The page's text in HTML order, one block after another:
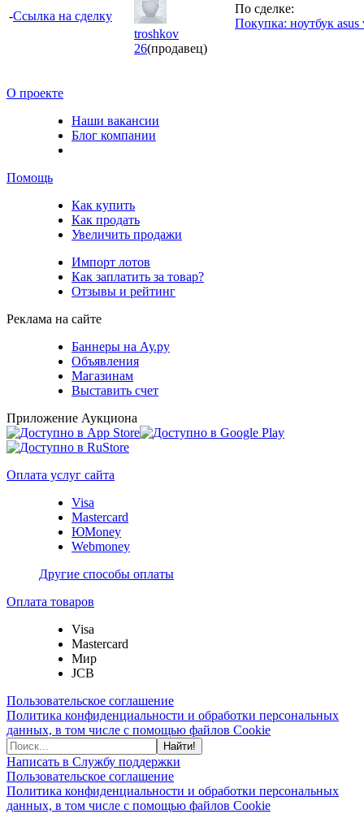
-Ссылка на сделку
troshkov
26(продавец)
По сделке:
Покупка: ноутбук
О проекте
Наши вакансии
Блог компании
Помощь
Как купить
Как продать
Увеличить продажи
Импорт лотов
Как заплатить за товар?
Отзывы и рейтинг
Реклама на сайте
Баннеры на Ау.ру
Объявления
Магазинам
Выставить счет
Приложение Аукциона
Оплата услуг сайта
Visa
Mastercard
ЮMoney
Webmoney
Другие способы оплаты
Оплата товаров
Visa
Mastercard
Мир
JCB
Пользовательское соглашение
Политика конфиденциальности и обработки персональных
данных, в том числе с помощью файлов Cookie
Найти!
Написать в Службу поддержки
Пользовательское соглашение
Политика конфиденциальности и обработки персональных
данных, в том числе с помощью файлов Cookie